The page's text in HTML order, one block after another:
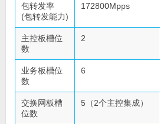
包转发率
(包转发能力)
172800Mpps
主控板槽位
数
2
业务板槽位
数
6
交换网板槽
位数
5（2个主控集成）